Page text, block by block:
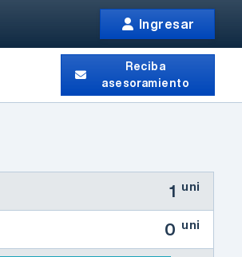
Ingresar
Reciba
asesoramiento
1 uni
0 uni